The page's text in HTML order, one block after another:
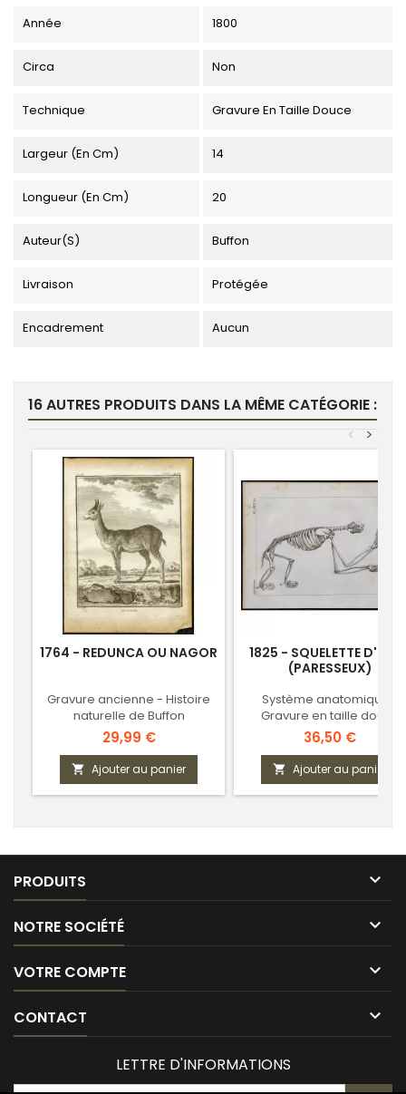
Année 1800
Circa Non
Technique Gravure En Taille Douce
Largeur (en Cm) 14
Longueur (en Cm) 20
Auteur(s) Buffon
Livraison Protégée
Encadrement Aucun
16 AUTRES PRODUITS DANS LA MÊME CATÉGORIE :
>
<
1764 - REDUNCA OU NAGOR
Gravure ancienne - Histoire
naturelle de Buffon
Prix
29,99 €
 Ajouter au panier
1825 - SQUELETTE D'UN
(PARESSEUX)
Système anatomique -
Gravure en taille douce
Prix
36,50 €
 Ajouter au panier
PRODUITS 
NOTRE SOCIÉTÉ 
VOTRE COMPTE 
CONTACT 
LETTRE D'INFORMATIONS